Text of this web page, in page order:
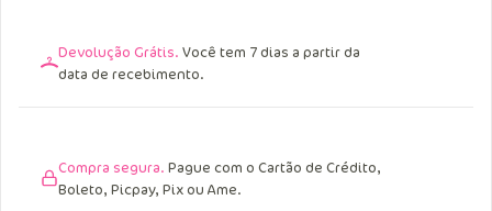
Devolução Grátis. Você tem 7 dias a partir da
data de recebimento.
Compra segura. Pague com o Cartão de Crédito,
Boleto, Picpay, Pix ou Ame.